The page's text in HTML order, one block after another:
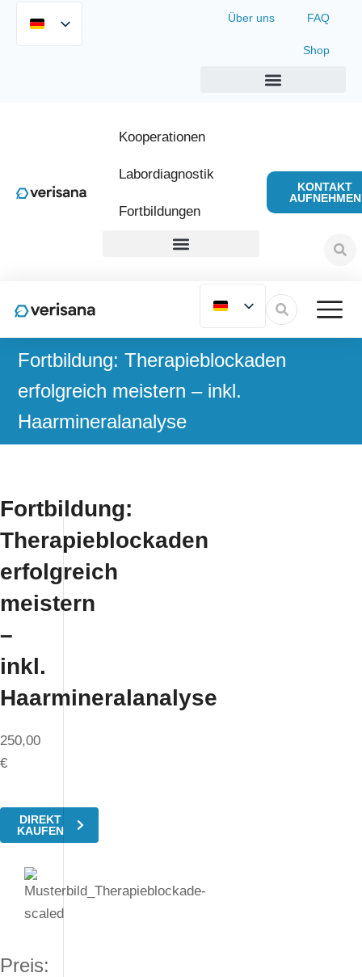
Über uns FAQ
Shop
Kooperationen
Labordiagnostik
Fortbildungen
KONTAKT
AUFNEHMEN
FORTBILDUNGEN
Fortbildung: Therapieblockaden
erfolgreich meistern – inkl.
Haarmineralanalyse
Fortbildung:
Therapieblockaden
erfolgreich
meistern
–
inkl.
Haarmineralanalyse
250,00
€
DIREKT
KAUFEN
Preis: